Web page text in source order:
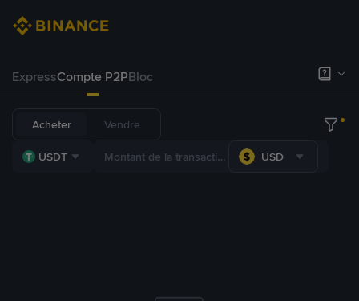
ExpressCompte P2PBloc
Acheter Vendre
USDT USD